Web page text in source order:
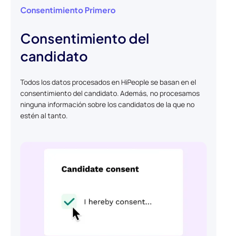
Consentimiento Primero
Consentimiento del
candidato
Todos los datos procesados en HiPeople se basan en el
consentimiento del candidato. Además, no procesamos
ninguna información sobre los candidatos de la que no
estén al tanto.